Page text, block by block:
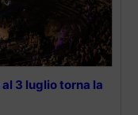
3 luglio torna la